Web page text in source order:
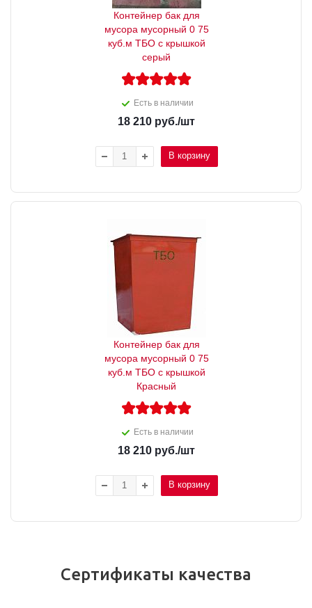
Контейнер бак для
мусора мусорный 0 75
куб.м ТБО с крышкой
серый
Есть в наличии
18 210 руб./шт
В корзину
Контейнер бак для
мусора мусорный 0 75
куб.м ТБО с крышкой
Красный
Есть в наличии
18 210 руб./шт
В корзину
Сертификаты качества